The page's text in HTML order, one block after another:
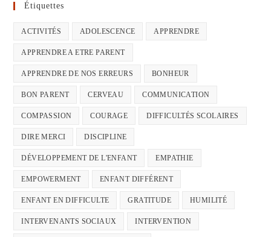
Étiquettes
ACTIVITÉS ADOLESCENCE APPRENDRE
APPRENDRE A ETRE PARENT
APPRENDRE DE NOS ERREURS BONHEUR
BON PARENT CERVEAU COMMUNICATION
COMPASSION COURAGE DIFFICULTÉS SCOLAIRES
DIRE MERCI DISCIPLINE
DÉVELOPPEMENT DE L'ENFANT EMPATHIE
EMPOWERMENT ENFANT DIFFÉRENT
ENFANT EN DIFFICULTE GRATITUDE HUMILITÉ
INTERVENANTS SOCIAUX INTERVENTION